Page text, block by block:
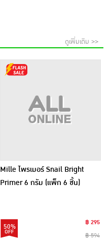
ดูเพิ่มเติม >>
Mille ไพรเมอร์ Snail Bright
Primer 6 กรัม (แพ็ก 6 ชิ้น)
50%
฿ 295
฿ 594